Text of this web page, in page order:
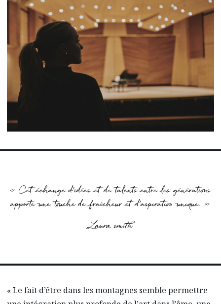
« Cet échange d’idées et de talents entre les générations
apporte une touche de fraîcheur et d’aspiration unique. »
Laura smith
« Le fait d’être dans les montagnes semble permettre